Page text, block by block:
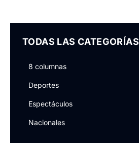
TODAS LAS CATEGORÍAS
8 columnas
Deportes
Espectáculos
Nacionales